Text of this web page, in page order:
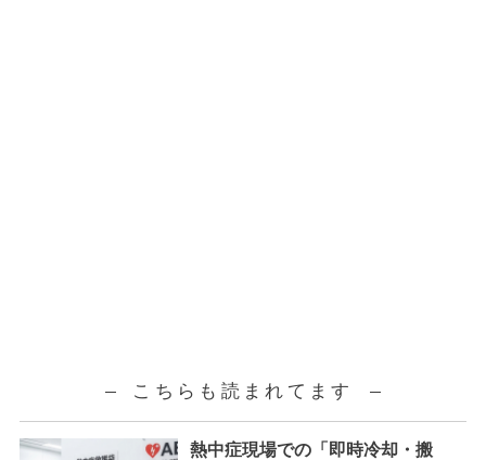
こちらも読まれてます
熱中症現場での「即時冷却・搬